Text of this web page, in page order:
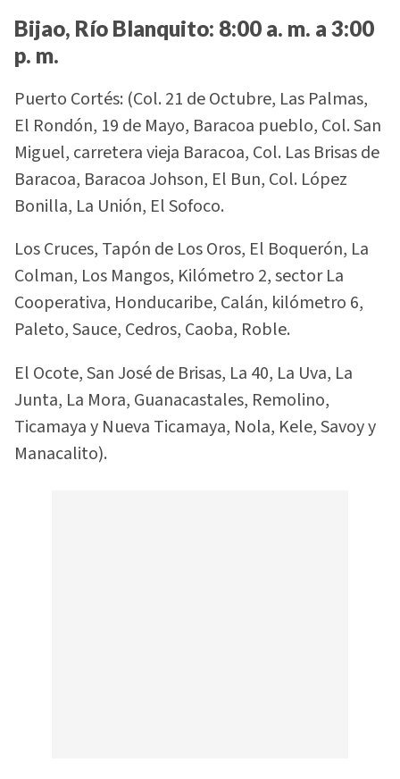
Bijao, Río Blanquito: 8:00 a. m. a 3:00
p. m.
Puerto Cortés: (Col. 21 de Octubre, Las Palmas,
El Rondón, 19 de Mayo, Baracoa pueblo, Col. San
Miguel, carretera vieja Baracoa, Col. Las Brisas de
Baracoa, Baracoa Johson, El Bun, Col. López
Bonilla, La Unión, El Sofoco.
Los Cruces, Tapón de Los Oros, El Boquerón, La
Colman, Los Mangos, Kilómetro 2, sector La
Cooperativa, Honducaribe, Calán, kilómetro 6,
Paleto, Sauce, Cedros, Caoba, Roble.
El Ocote, San José de Brisas, La 40, La Uva, La
Junta, La Mora, Guanacastales, Remolino,
Ticamaya y Nueva Ticamaya, Nola, Kele, Savoy y
Manacalito).